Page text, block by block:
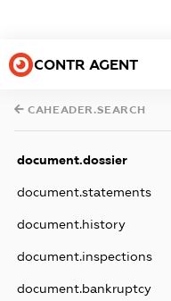
CONTR AGENT
CAHEADER.SEARCH
document.dossier
document.statements
document.history
document.inspections
document.bankruptcy